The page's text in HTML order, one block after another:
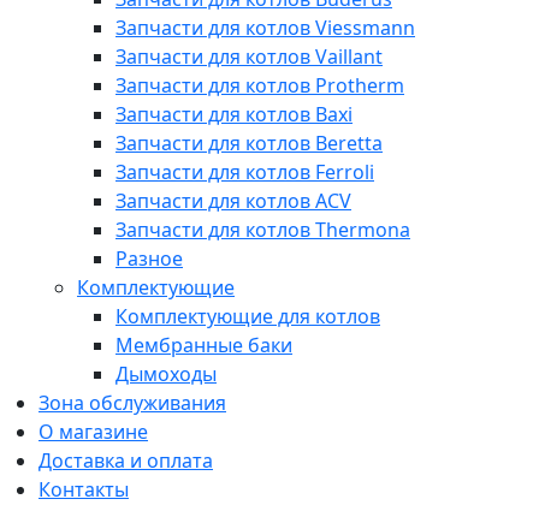
Запчасти для котлов Viessmann
Запчасти для котлов Vaillant
Запчасти для котлов Protherm
Запчасти для котлов Baxi
Запчасти для котлов Beretta
Запчасти для котлов Ferroli
Запчасти для котлов ACV
Запчасти для котлов Thermona
Разное
Комплектующие
Комплектующие для котлов
Мембранные баки
Дымоходы
Зона обслуживания
О магазине
Доставка и оплата
Контакты